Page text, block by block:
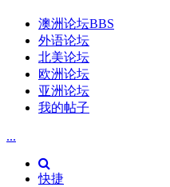
澳洲论坛BBS
外语论坛
北美论坛
欧洲论坛
亚洲论坛
我的帖子
...
快捷